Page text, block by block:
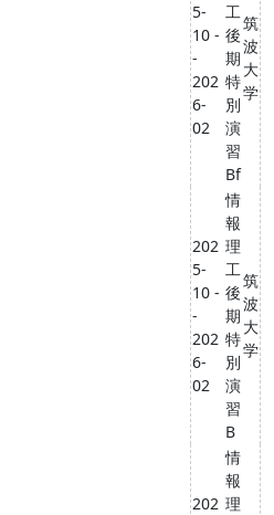
5-
10 -
-
202
6-
02
工
後
期
特
別
演
習
Bf
筑
波
大
学
202
5-
10 -
-
202
6-
02
情
報
理
工
後
期
特
別
演
習
B
筑
波
大
学
202
情
報
理